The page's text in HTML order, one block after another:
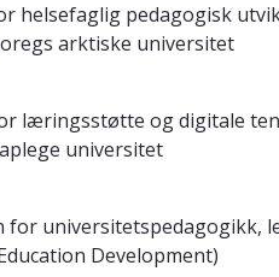
helsefaglig pedagogisk
arktiske universitet
læringsstøtte og digitale
universitet
universitetspedagogikk,
Development)